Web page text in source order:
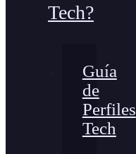
Tech?
Guía
de
Perfiles
Tech